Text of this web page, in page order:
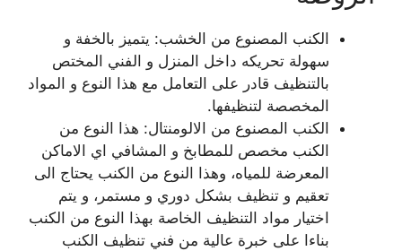
الكنب المصنوع من الخشب: يتميز بالخفة و
سهولة تحريكه داخل المنزل و الفني المختص
بالتنظيف قادر على التعامل مع هذا النوع و المواد
المخصصة لتنظيفها.
الكنب المصنوع من الالومنتال: هذا النوع من
الكنب مخصص للمطابخ و المشافي اي الاماكن
المعرضة للمياه، وهذا النوع من الكنب يحتاج الى
تعقيم و تنظيف بشكل دوري و مستمر، و يتم
اختيار مواد التنظيف الخاصة بهذا النوع من الكنب
بناءا على خبرة عالية من فني تنظيف الكنب